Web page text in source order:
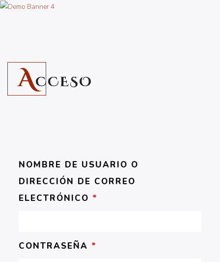
ACCESO
NOMBRE DE USUARIO O
DIRECCIÓN DE CORREO
ELECTRÓNICO *
CONTRASEÑA *